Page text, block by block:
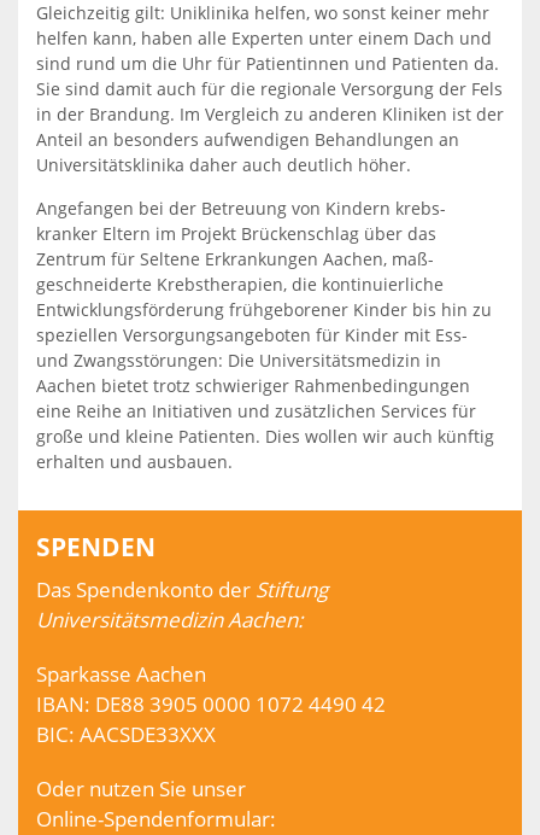
Gleichzeitig gilt: Uniklinika helfen, wo sonst keiner mehr
helfen kann, haben alle Experten unter einem Dach und
sind rund um die Uhr für Patientinnen und Patienten da.
Sie sind damit auch für die regionale Versorgung der Fels
in der Brandung. Im Vergleich zu anderen Kliniken ist der
Anteil an besonders aufwendigen Behandlungen an
Universitätsklinika daher auch deutlich höher.
Angefangen bei der Betreuung von Kindern krebs-
kranker Eltern im Projekt Brückenschlag über das
Zentrum für Seltene Erkrankungen Aachen, maß-
geschneiderte Krebstherapien, die kontinuierliche
Entwicklungsförderung frühgeborener Kinder bis hin zu
speziellen Versorgungsangeboten für Kinder mit Ess-
und Zwangsstörungen: Die Universitätsmedizin in
Aachen bietet trotz schwieriger Rahmenbedingungen
eine Reihe an Initiativen und zusätzlichen Services für
große und kleine Patienten. Dies wollen wir auch künftig
erhalten und ausbauen.
SPENDEN
Das Spendenkonto der Stiftung
Universitätsmedizin Aachen:
Sparkasse Aachen
IBAN: DE88 3905 0000 1072 4490 42
BIC: AACSDE33XXX
Oder nutzen Sie unser
Online-Spendenformular: